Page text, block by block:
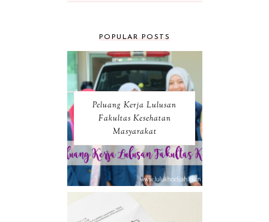
POPULAR POSTS
Peluang Kerja Lulusan
Fakultas Kesehatan
Masyarakat